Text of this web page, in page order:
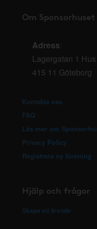
Om Sponsorhuset
Adress:
Lagergatan 1
415 11 Göteborg
Kontakta oss
FAQ
Läs mer om
Privacy Policy
Registrera ny förening
Hjälp och frågor
Skapa ett ärende